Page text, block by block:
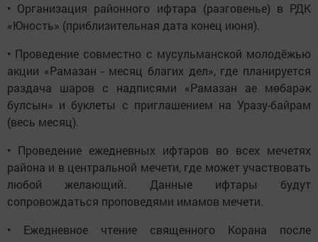
• Организация районного ифтара (разговенье) в РДК
«Юность» (приблизительная дата конец июня).
• Проведение совместно с мусульманской молодёжью
акции «Рамазан - месяц благих дел», где планируется
раздача шаров с надписями «Рамазан ае мөбарәк
булсын» и буклеты с приглашением на Уразу-байрам
(весь месяц).
• Проведение ежедневных ифтаров во всех мечетях
района и в центральной мечети, где может участвовать
любой желающий. Данные ифтары будут
сопровождаться проповедями имамов мечети.
• Ежедневное чтение священного Корана после